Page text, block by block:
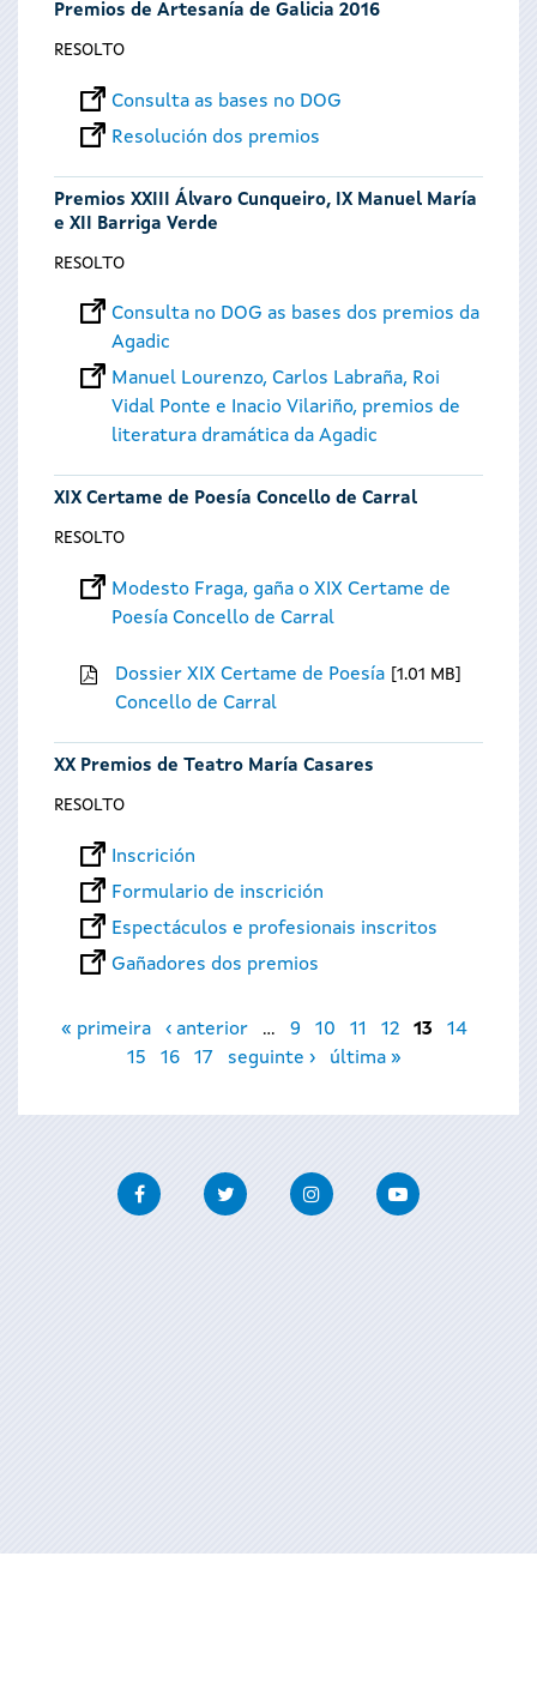
Premios de Artesanía de Galicia 2016
RESOLTO
Consulta as bases no DOG
Resolución dos premios
Premios XXIII Álvaro Cunqueiro, IX Manuel María
e XII Barriga Verde
RESOLTO
Consulta no DOG as bases dos premios da
Agadic
Manuel Lourenzo, Carlos Labraña, Roi
Vidal Ponte e Inacio Vilariño, premios de
literatura dramática da Agadic
XIX Certame de Poesía Concello de Carral
RESOLTO
Modesto Fraga, gaña o XIX Certame de
Poesía Concello de Carral
Dossier XIX Certame de Poesía
Concello de Carral
1.01 MB
XX Premios de Teatro María Casares
RESOLTO
Inscrición
Formulario de inscrición
Espectáculos e profesionais inscritos
Gañadores dos premios
Páxinas
« primeira ‹ anterior … 9 10 11 12 13
14
15
16 17 seguinte › última »
FacebookTwitter InstagramYoutube